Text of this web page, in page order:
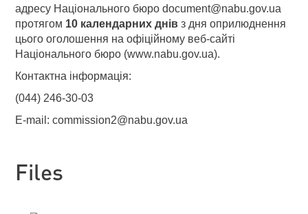
адресу Національного бюро document@nabu.gov.ua
протягом 10 календарних днівз дня оприлюднення
цього оголошення на офіційному веб-сайті
Національного бюро (www.nabu.gov.ua).
Контактна інформація:
(044) 246-30-03
E-mail: commission2@nabu.gov.ua
Files